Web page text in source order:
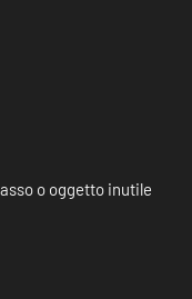
o oggetto inutile